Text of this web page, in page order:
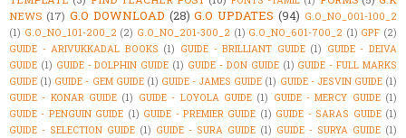
NEWS (17) G.O DOWNLOAD (28) G.O UPDATES (94) G.O_NO_001-100_2
(1) G.O_NO_101-200_2 (2) G.O_NO_201-300_2 (1) G.O_NO_601-700_2 (1) GPF (2)
GUIDE - ARIVUKKADAL BOOKS (1) GUIDE - BRILLIANT GUIDE (1) GUIDE - DEIVA
GUIDE (1) GUIDE - DOLPHIN GUIDE (1) GUIDE - DON GUIDE (1) GUIDE - FULL MARKS
GUIDE (1) GUIDE - GEM GUIDE (1) GUIDE - JAMES GUIDE (1) GUIDE - JESVIN GUIDE (1)
GUIDE - KONAR GUIDE (1) GUIDE - LOYOLA GUIDE (1) GUIDE - MERCY GUIDE (1)
GUIDE - PENGUIN GUIDE (1) GUIDE - PREMIER GUIDE (1) GUIDE - SARAS GUIDE (1)
GUIDE - SELECTION GUIDE (1) GUIDE - SURA GUIDE (1) GUIDE - SURYA GUIDE (1)